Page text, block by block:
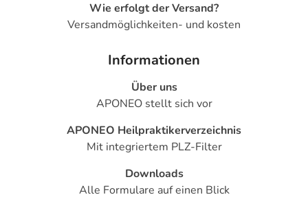
Wie erfolgt der Versand?
Versandmöglichkeiten- und kosten
Informationen
Über uns
APONEO stellt sich vor
APONEO Heilpraktikerverzeichnis
Mit integriertem PLZ-Filter
Downloads
Alle Formulare auf einen Blick